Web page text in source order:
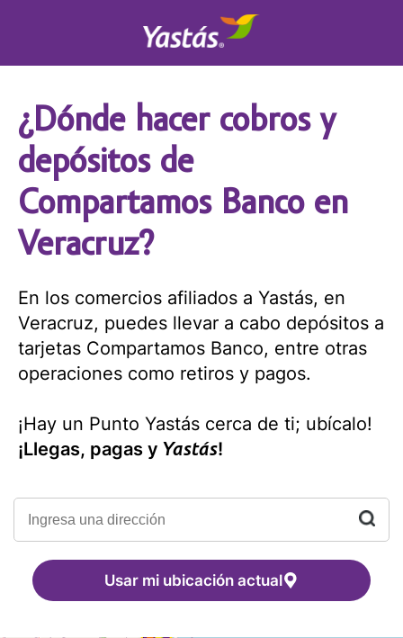
¿Dónde hacer cobros y
depósitos de
Compartamos Banco en
Veracruz?
En los comercios afiliados a Yastás, en
Veracruz, puedes llevar a cabo depósitos a
tarjetas Compartamos Banco, entre otras
operaciones como retiros y pagos.
¡Hay un Punto Yastás cerca de ti; ubícalo!
¡Llegas, pagas y Yastás!
Usar mi ubicación actual